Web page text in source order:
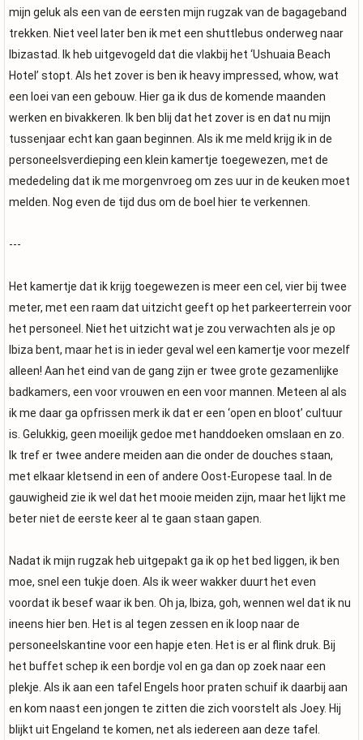
mijn geluk als een van de eersten mijn rugzak van de bagageband
trekken. Niet veel later ben ik met een shuttlebus onderweg naar
Ibizastad. Ik heb uitgevogeld dat die vlakbij het ‘Ushuaia Beach
Hotel’ stopt. Als het zover is ben ik heavy impressed, whow, wat
een loei van een gebouw. Hier ga ik dus de komende maanden
werken en bivakkeren. Ik ben blij dat het zover is en dat nu mijn
tussenjaar echt kan gaan beginnen. Als ik me meld krijg ik in de
personeelsverdieping een klein kamertje toegewezen, met de
mededeling dat ik me morgenvroeg om zes uur in de keuken moet
melden. Nog even de tijd dus om de boel hier te verkennen.
---
Het kamertje dat ik krijg toegewezen is meer een cel, vier bij twee
meter, met een raam dat uitzicht geeft op het parkeerterrein voor
het personeel. Niet het uitzicht wat je zou verwachten als je op
Ibiza bent, maar het is in ieder geval wel een kamertje voor mezelf
alleen! Aan het eind van de gang zijn er twee grote gezamenlijke
badkamers, een voor vrouwen en een voor mannen. Meteen al als
ik me daar ga opfrissen merk ik dat er een ‘open en bloot’ cultuur
is. Gelukkig, geen moeilijk gedoe met handdoeken omslaan en zo.
Ik tref er twee andere meiden aan die onder de douches staan,
met elkaar kletsend in een of andere Oost-Europese taal. In de
gauwigheid zie ik wel dat het mooie meiden zijn, maar het lijkt me
beter niet de eerste keer al te gaan staan gapen.
Nadat ik mijn rugzak heb uitgepakt ga ik op het bed liggen, ik ben
moe, snel een tukje doen. Als ik weer wakker duurt het even
voordat ik besef waar ik ben. Oh ja, Ibiza, goh, wennen wel dat ik nu
ineens hier ben. Het is al tegen zessen en ik loop naar de
personeelskantine voor een hapje eten. Het is er al flink druk. Bij
het buffet schep ik een bordje vol en ga dan op zoek naar een
plekje. Als ik aan een tafel Engels hoor praten schuif ik daarbij aan
en kom naast een jongen te zitten die zich voorstelt als Joey. Hij
blijkt uit Engeland te komen, net als iedereen aan deze tafel.